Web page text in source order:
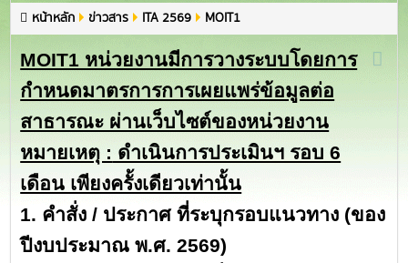
หน้าหลัก ข่าวสาร ITA 2569 MOIT1
MOIT1 หน่วยงานมีการวางระบบโดยการ
กำหนดมาตรการการเผยแพร่ข้อมูลต่อ
สาธารณะ ผ่านเว็บไซต์ของหน่วยงาน
หมายเหตุ : ดำเนินการประเมินฯ รอบ 6
เดือน เพียงครั้งเดียวเท่านั้น
1. คำสั่ง / ประกาศ ที่ระบุกรอบแนวทาง (ของ
ปีงบประมาณ พ.ศ. 2569)